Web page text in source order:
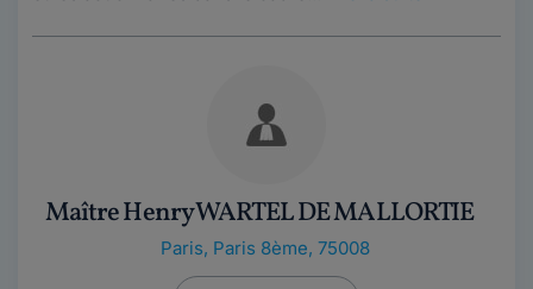
Maître Henry WARTEL DE MALLORTIE
Paris, Paris 8ème, 75008